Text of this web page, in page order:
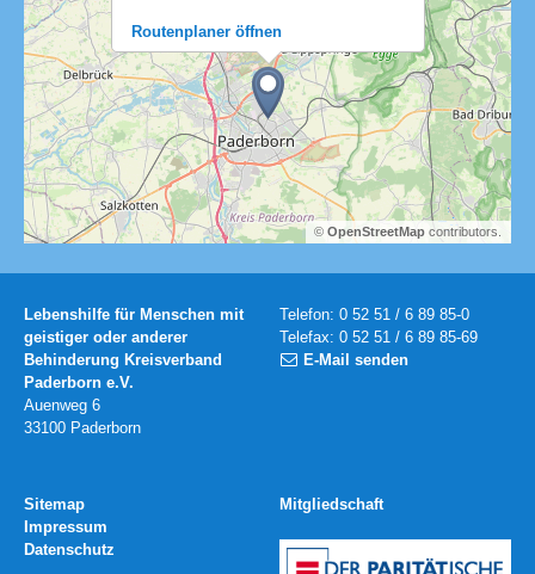
Routenplaner öffnen
©OpenStreetMap contributors.
Lebenshilfe für Menschen mit
geistiger oder anderer
Behinderung Kreisverband
Paderborn e.V.
Auenweg 6
33100 Paderborn
Telefon: 0 52 51 / 6 89 85-0
Telefax: 0 52 51 / 6 89 85-69
E-Mail senden
Sitemap
Impressum
Datenschutz
Mitgliedschaft